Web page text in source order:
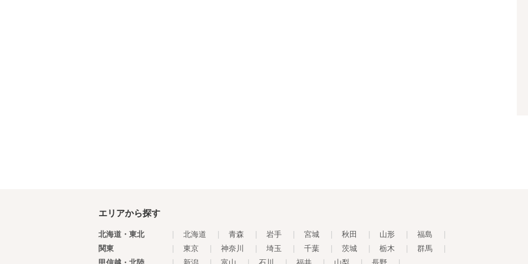
エリアから探す
北海道・東北 北海道 青森 岩手 宮城 秋田 山形 福島
関東
東京 神奈川 埼玉 千葉 茨城 栃木 群馬